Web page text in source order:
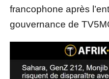
francophone après
gouvernance de